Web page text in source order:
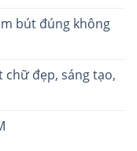
bút đúng không
đẹp, sáng tạo,